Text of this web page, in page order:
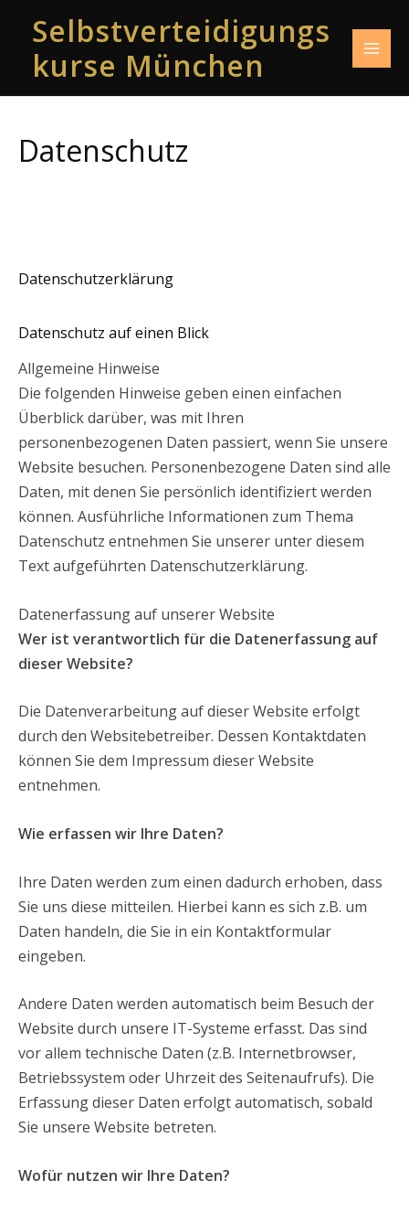
springen
Selbstverteidigungs
kurse München
Datenschutz
Datenschutzerklärung
Datenschutz auf einen Blick
Allgemeine Hinweise
Die folgenden Hinweise geben einen einfachen
Überblick darüber, was mit Ihren
personenbezogenen Daten passiert, wenn Sie unsere
Website besuchen. Personenbezogene Daten sind alle
Daten, mit denen Sie persönlich identifiziert werden
können. Ausführliche Informationen zum Thema
Datenschutz entnehmen Sie unserer unter diesem
Text aufgeführten Datenschutzerklärung.
Datenerfassung auf unserer Website
Wer ist verantwortlich für die Datenerfassung auf
dieser Website?
Die Datenverarbeitung auf dieser Website erfolgt
durch den Websitebetreiber. Dessen Kontaktdaten
können Sie dem Impressum dieser Website
entnehmen.
Wie erfassen wir Ihre Daten?
Ihre Daten werden zum einen dadurch erhoben, dass
Sie uns diese mitteilen. Hierbei kann es sich z.B. um
Daten handeln, die Sie in ein Kontaktformular
eingeben.
Andere Daten werden automatisch beim Besuch der
Website durch unsere IT-Systeme erfasst. Das sind
vor allem technische Daten (z.B. Internetbrowser,
Betriebssystem oder Uhrzeit des Seitenaufrufs). Die
Erfassung dieser Daten erfolgt automatisch, sobald
Sie unsere Website betreten.
Wofür nutzen wir Ihre Daten?